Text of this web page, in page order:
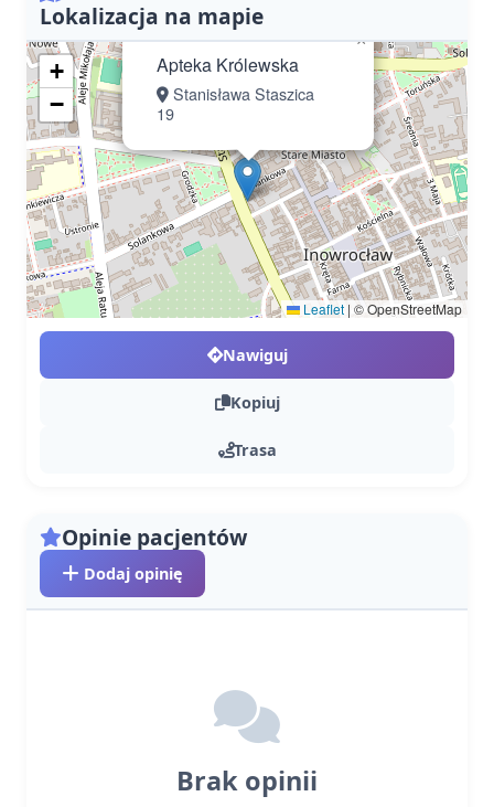
Lokalizacja na mapie
Apteka Królewska
Stanisława Staszica
19
×
+
−
Leaflet | © OpenStreetMap
Nawiguj
Kopiuj
Trasa
Opinie pacjentów
Dodaj opinię
Brak opinii